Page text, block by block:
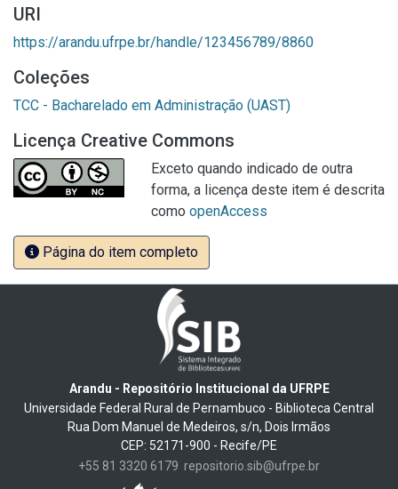
URI
https://arandu.ufrpe.br/handle/123456789/8860
Coleções
TCC - Bacharelado em Administração (UAST)
Licença Creative Commons
Exceto quando indicado de outra
forma, a licença deste item é descrita
como openAccess
Página do item completo
Arandu - Repositório Institucional da UFRPE
Universidade Federal Rural de Pernambuco - Biblioteca Central
Rua Dom Manuel de Medeiros, s/n, Dois Irmãos
CEP: 52171-900 - Recife/PE
+55 81 3320 6179 repositorio.sib@ufrpe.br